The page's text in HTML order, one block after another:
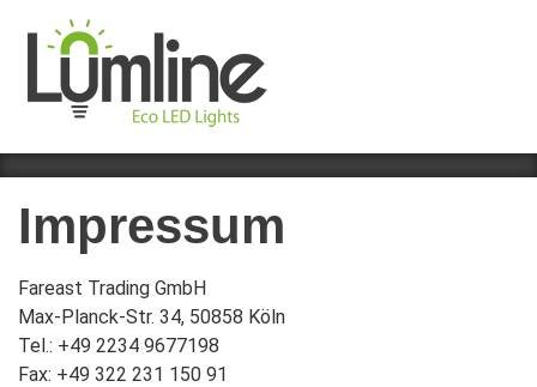
Impressum
Fareast Trading GmbH
Max-Planck-Str. 34, 50858 Köln
Tel.: +49 2234 9677198
Fax: +49 322 231 150 91